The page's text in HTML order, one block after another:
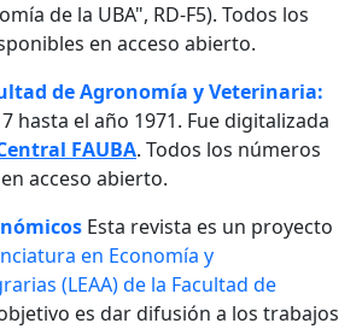
de la UBA", RD-F5). Todos los
en acceso abierto.
de Agronomía y Veterinaria:
hasta el año 1971. Fue digitalizada
FAUBA. Todos los números
acceso abierto.
Esta revista es un proyecto
en Economía y
(LEAA) de la Facultad de
es dar difusión a los trabajos